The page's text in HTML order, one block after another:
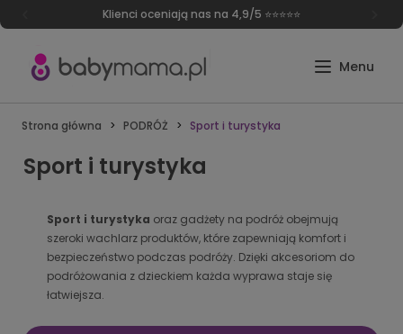
Klienci oceniają nas na 4,9/5 ⭐⭐⭐⭐⭐
Strona główna PODRÓŻ Sport i turystyka
Sport i turystyka
Sport i turystyka oraz gadżety na podróż obejmują
szeroki wachlarz produktów, które zapewniają komfort i
bezpieczeństwo podczas podróży. Dzięki akcesoriom do
podróżowania z dzieckiem każda wyprawa staje się
łatwiejsza.